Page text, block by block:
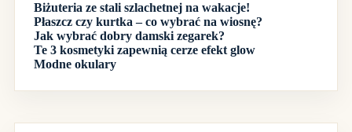
Biżuteria ze stali szlachetnej na wakacje!
Płaszcz czy kurtka – co wybrać na wiosnę?
Jak wybrać dobry damski zegarek?
Te 3 kosmetyki zapewnią cerze efekt glow
Modne okulary